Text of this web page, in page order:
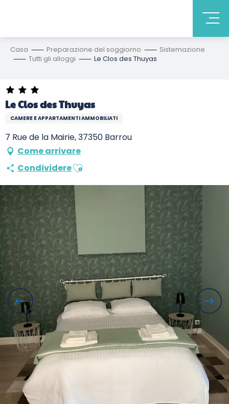
Casa Preparazione del soggiorno
Sistemazione
Tutti gli alloggi
Le Clos des Thuyas
Le Clos des Thuyas
CAMERE E APPARTAMENTI AMMOBILIATI
7 Rue de la Mairie, 37350 Barrou
Come arrivare
CondividereAjouter aux favoris